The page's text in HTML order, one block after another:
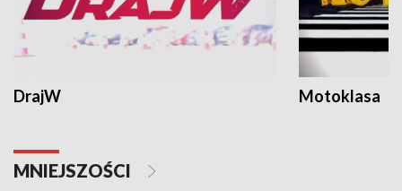
DrajW Motoklasa
MNIEJSZOŚCI